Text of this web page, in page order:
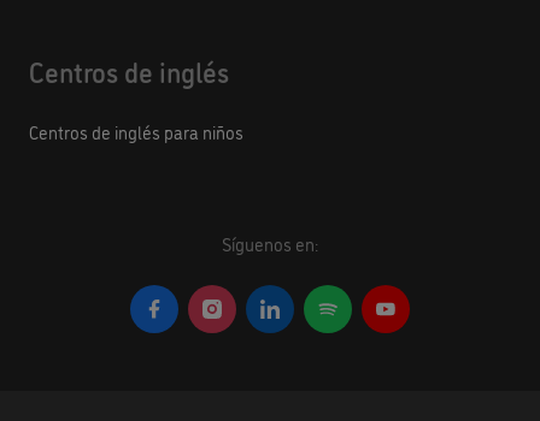
Centros de inglés
Centros de inglés para niños
Síguenos en: